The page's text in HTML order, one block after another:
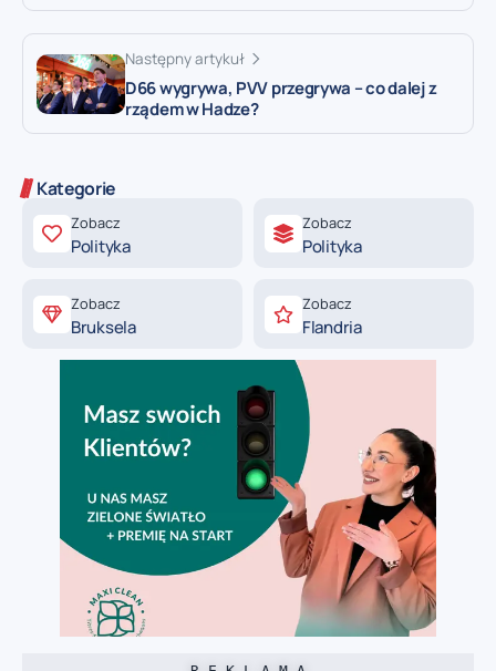
Następny artykuł
D66 wygrywa, PVV przegrywa – co dalej z
rządem w Hadze?
Kategorie
Zobacz
Polityka
Zobacz
Polityka
Zobacz
Bruksela
Zobacz
Flandria